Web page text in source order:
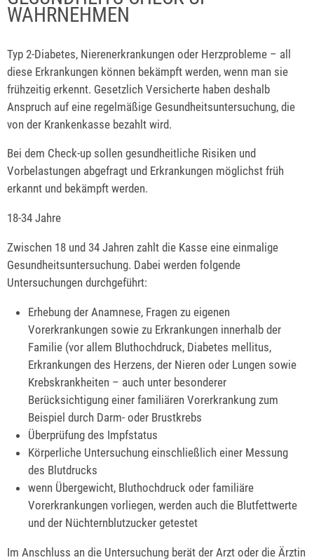
WAHRNEHMEN
Typ 2-Diabetes, Nierenerkrankungen oder Herzprobleme – all
diese Erkrankungen können bekämpft werden, wenn man sie
frühzeitig erkennt. Gesetzlich Versicherte haben deshalb
Anspruch auf eine regelmäßige Gesundheitsuntersuchung, die
von der Krankenkasse bezahlt wird.
Bei dem Check-up sollen gesundheitliche Risiken und
Vorbelastungen abgefragt und Erkrankungen möglichst früh
erkannt und bekämpft werden.
18-34 Jahre
Zwischen 18 und 34 Jahren zahlt die Kasse eine einmalige
Gesundheitsuntersuchung. Dabei werden folgende
Untersuchungen durchgeführt:
Erhebung der Anamnese, Fragen zu eigenen
Vorerkrankungen sowie zu Erkrankungen innerhalb der
Familie (vor allem Bluthochdruck, Diabetes mellitus,
Erkrankungen des Herzens, der Nieren oder Lungen sowie
Krebskrankheiten – auch unter besonderer
Berücksichtigung einer familiären Vorerkrankung zum
Beispiel durch Darm- oder Brustkrebs
Überprüfung des Impfstatus
Körperliche Untersuchung einschließlich einer Messung
des Blutdrucks
wenn Übergewicht, Bluthochdruck oder familiäre
Vorerkrankungen vorliegen, werden auch die Blutfettwerte
und der Nüchternblutzucker getestet
Im Anschluss an die Untersuchung berät der Arzt oder die Ärztin